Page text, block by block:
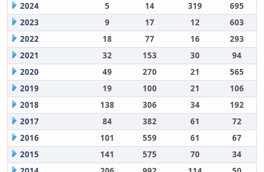
2024
5 14 319
695
2023
9 17 12
603
2022
18 77 16
293
2021
32 153 30
94
2020
49 270 21
565
2019
19 100 21
106
2018
138 306 34
192
2017
84 382 61
72
2016
101 559 61
67
2015
141 575 70
34